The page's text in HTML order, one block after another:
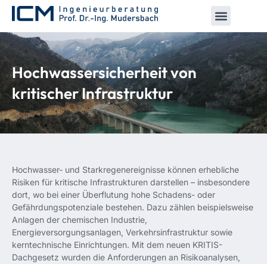
Hochwassersicherheit von
kritischer Infrastruktur
Hochwasser- und Starkregenereignisse können erhebliche
Risiken für kritische Infrastrukturen darstellen – insbesondere
dort, wo bei einer Überflutung hohe Schadens- oder
Gefährdungspotenziale bestehen. Dazu zählen beispielsweise
Anlagen der chemischen Industrie,
Energieversorgungsanlagen, Verkehrsinfrastruktur sowie
kerntechnische Einrichtungen. Mit dem neuen KRITIS-
Dachgesetz wurden die Anforderungen an Risikoanalysen,